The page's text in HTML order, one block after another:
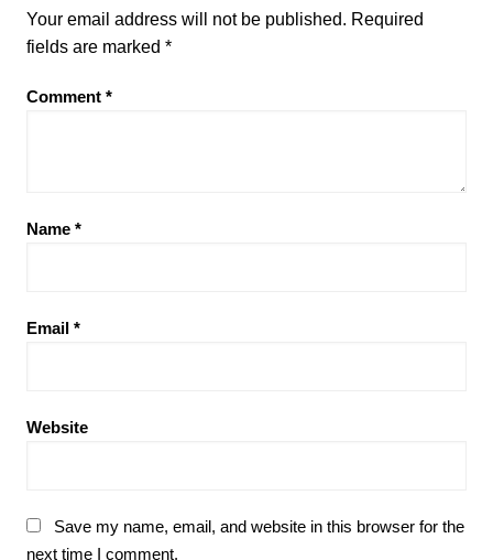
Your email address will not be published. Required
fields are marked *
Comment *
Name *
Email *
Website
Save my name, email, and website in this browser for the
next time I comment.